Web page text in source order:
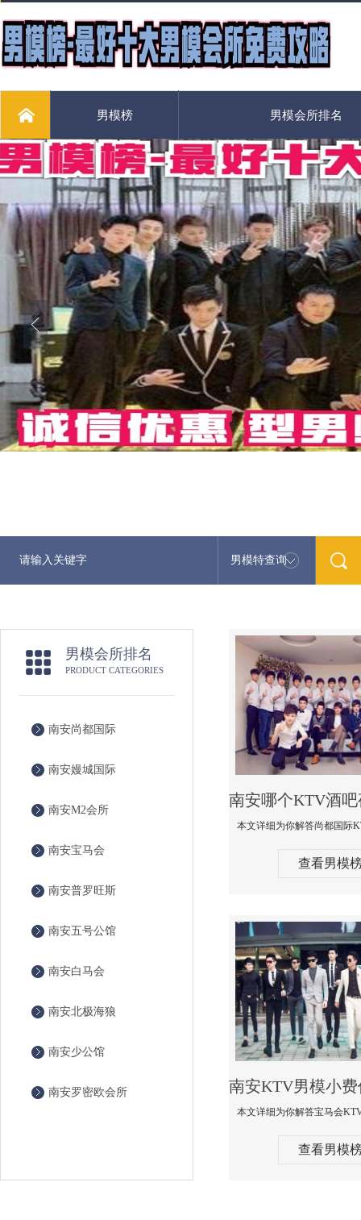
男模榜 男模会所排名
男模特查询
男模会所排名
PRODUCT CATEGORIES
南安尚都国际
南安嫚城国际
南安M2会所
南安宝马会
南安普罗旺斯
南安五号公馆
南安白马会
南安北极海狼
南安少公馆
南安罗密欧会所
查看男模
查看男模